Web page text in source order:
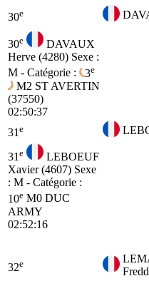
30e
30e
DAVAUX
Herve (4280) Sexe :
M - Catégorie :
3e
M2 ST AVERTIN
(37550)
02:50:37
31 e
31 e
LEBOEUF
Xavier (4607) Sexe
: M - Catégorie :
10e M0 DUC
ARMY
02:52:16
32e